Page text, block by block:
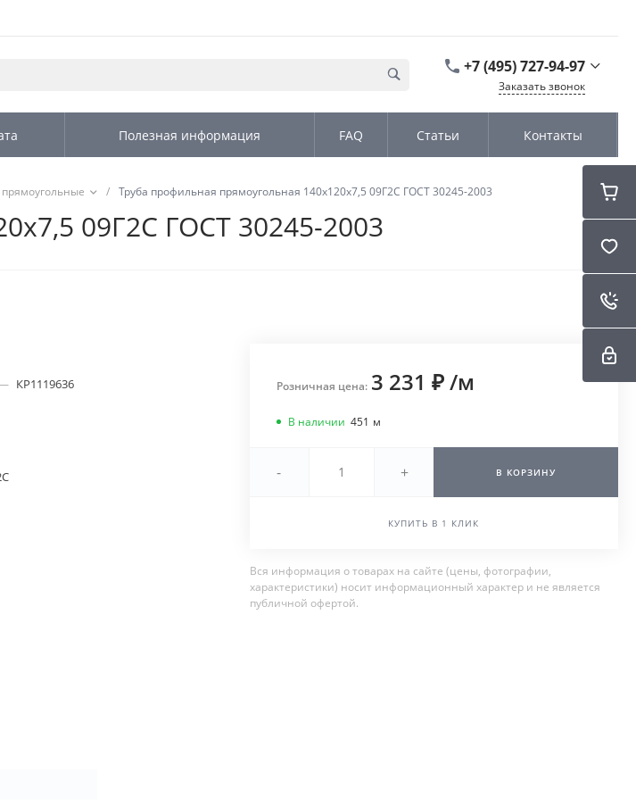
+7 (495) 727-94-97
Пн-Чт: 9:00-18:00 Пт
Заказать звонок
Полезная информация FAQ Статьи Контакты
/ Труба профильная прямоугольная 140х120х7,5 09Г2С ГОСТ 30245-2003
09Г2С ГОСТ 30245-2003
КР1119636
Розничная цена: 3 231 ₽/м
В наличии 451 м
- + В КОРЗИНУ
КУПИТЬ В 1 КЛИК
Вся информация о товарах на сайте (цены, фотографии,
характеристики) носит информационный характер и не является
публичной офертой.